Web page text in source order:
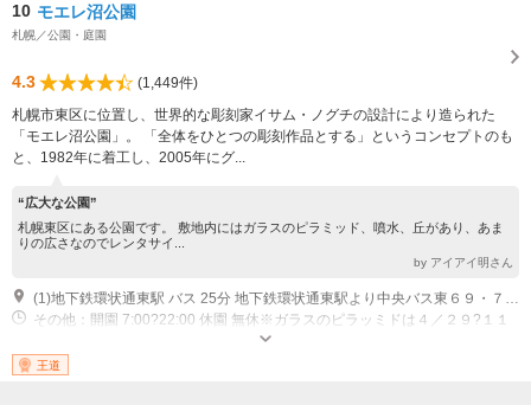
10 モエレ沼公園
札幌／公園・庭園
4.3
(1,449件)
札幌市東区に位置し、世界的な彫刻家イサム・ノグチの設計により造られた
「モエレ沼公園」。 「全体をひとつの彫刻作品とする」というコンセプトのも
と、1982年に着工し、2005年にグ...
“広大な公園”
札幌東区にある公園です。 敷地内にはガラスのピラミッド、噴水、丘があり、あま
りの広さなのでレンタサイ...
by アイアイ明さん
(1)地下鉄環状通東駅 バス 25分 地下鉄環状通東駅より中央バス東６９・７９乗車、「モエレ公園東口」から徒歩１０分 札幌市街地 車 30分 国道12号、国道275号、道道89号線（環状通）を経由し三角点通を中沼方面に進む
その他：開園 7:00?22:00 休園 無休※ガラスのピラッミドは４／２９?１１
／３の毎月第１月曜日・１１／４?４／２８の毎週月曜日及び年末年始
王道